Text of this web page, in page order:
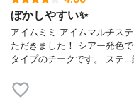
ぼかしやすい✨
アイムミミ アイムマルチス
ただきました！ シアー発色
タイプのチークです。 ステ…